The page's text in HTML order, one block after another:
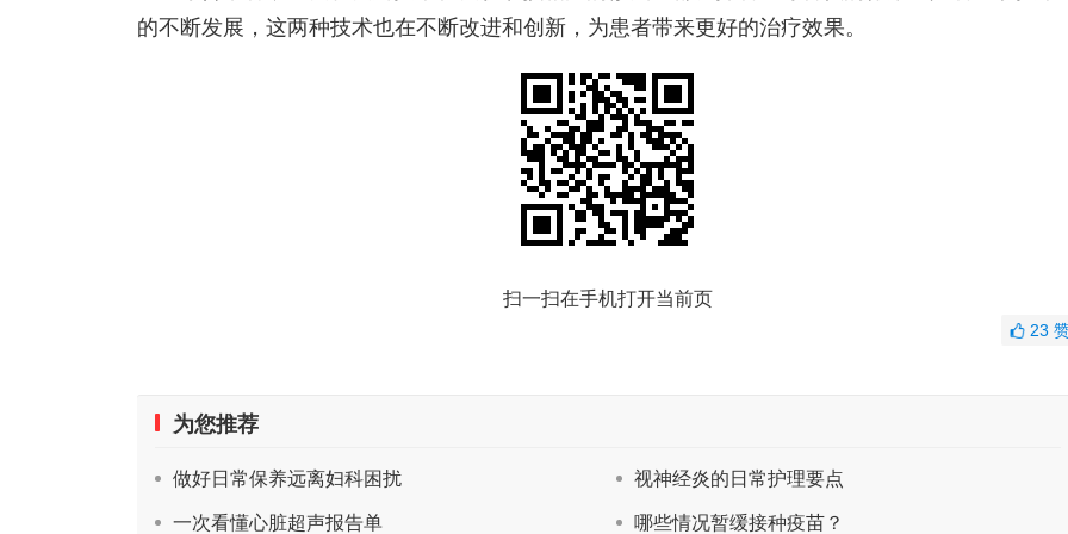
的不断发展，这两种技术也在不断改进和创新，为患者带来更好的治疗效果。
扫一扫在手机打开当前页
23
为您推荐
做好日常保养远离妇科困扰 视神经炎的日常护理要点
一次看懂心脏超声报告单 哪些情况暂缓接种疫苗？